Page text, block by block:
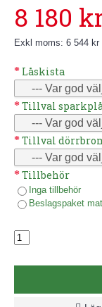
8 180
Exkl moms: 6 544 kr
Låskista
Tillval
Tillval
Tillbehör
Inga tillbehör
Beslagspaket